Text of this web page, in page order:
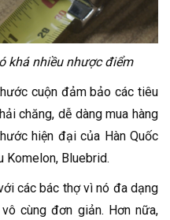
khá nhiều nhược điểm
cuộn đảm bảo các tiêu
chăng, dễ dàng mua hàng
hiện đại của Hàn Quốc
Komelon, Bluebrid.
các bác thợ vì nó đa dạng
cùng đơn giản. Hơn nữa,